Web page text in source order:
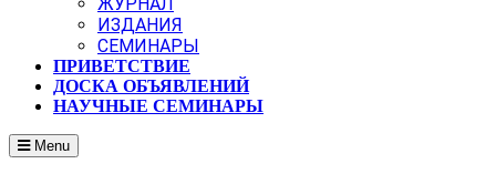
ИЗДАНИЯ
СЕМИНАРЫ
ПРИВЕТСТВИЕ
ДОСКА ОБЪЯВЛЕНИЙ
НАУЧНЫЕ СЕМИНАРЫ
Menu